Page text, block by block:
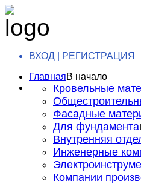
ВХОД | РЕГИСТРАЦИЯ
ГлавнаяВ начало
Кровельные
Фасадные
Для фундамента
Внутренняя
Инженерные
Компании